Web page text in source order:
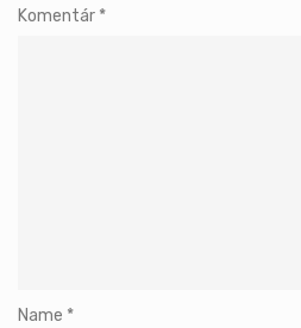
Komentár *
Name *